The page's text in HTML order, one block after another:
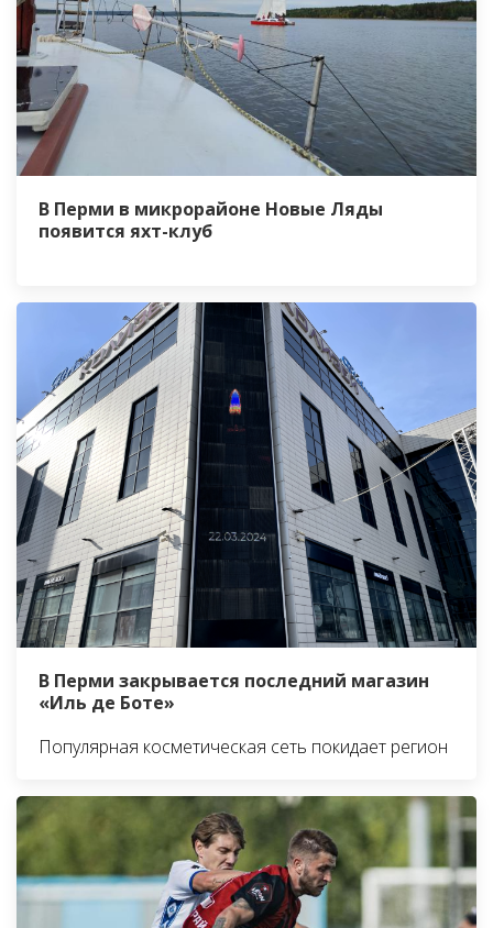
В Перми в микрорайоне Новые Ляды
появится яхт-клуб
В Перми закрывается последний магазин
«Иль де Боте»
Популярная косметическая сеть покидает регион